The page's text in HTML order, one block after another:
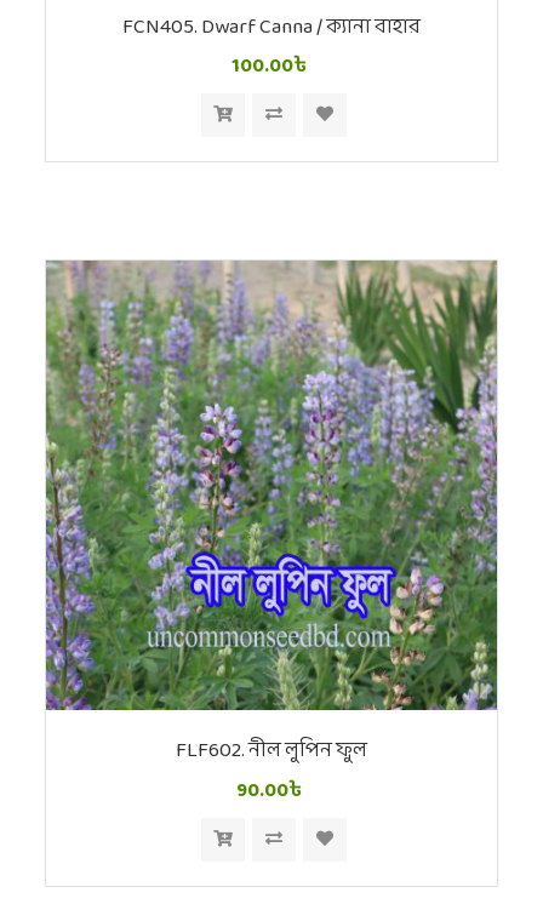
FCN405. Dwarf Canna / ক্যানা বাহার
100.00৳
FLF602. নীল লুপিন ফুল
90.00৳